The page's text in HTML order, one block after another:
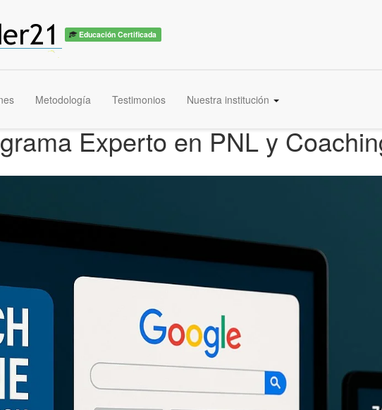
Educación Certificada
Metodología Testimonios Nuestra institución
Experto en PNL y